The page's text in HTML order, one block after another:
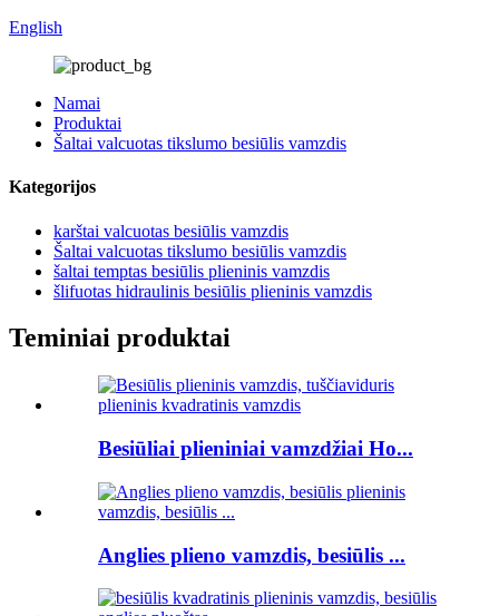
English
Namai
Produktai
Šaltai valcuotas tikslumo besiūlis vamzdis
Kategorijos
karštai valcuotas besiūlis vamzdis
Šaltai valcuotas tikslumo besiūlis vamzdis
šaltai temptas besiūlis plieninis vamzdis
šlifuotas hidraulinis besiūlis plieninis vamzdis
Teminiai produktai
Besiūliai plieniniai vamzdžiai Ho...
Anglies plieno vamzdis, besiūlis ...